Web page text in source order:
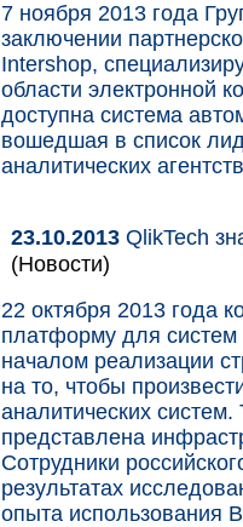
7 ноября 2013 года
заключении
Intershop,
области электронной
доступна система
вошедшая в список
аналитических
23.10.2013 QlikTech
(Новости)
22 октября 2013 года
платформу для систем
началом реализации
на то, чтобы
аналитических
представлена
Сотрудники
результатах
опыта использования